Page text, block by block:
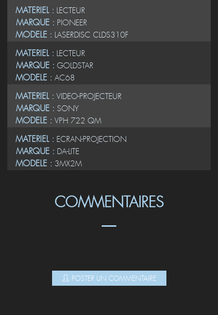
MATERIEL : LECTEUR
MARQUE : PIONEER
MODELE : LASERDISC CLDS310F
MATERIEL : LECTEUR
MARQUE : GOLDSTAR
MODELE : AC68
MATERIEL : VIDEO-PROJECTEUR
MARQUE : SONY
MODELE : VPH 722 QM
MATERIEL : ECRAN-PROJECTION
MARQUE : DA-LITE
MODELE : 3MX2M
COMMENTAIRES
POSTER UN COMMENTAIRE